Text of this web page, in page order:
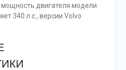
мощность двигателя модели
340 л.с., версии Volvo